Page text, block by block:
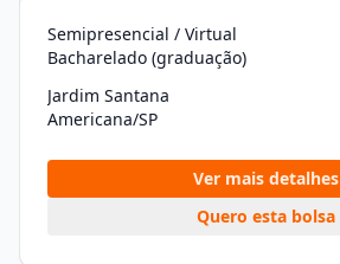
Semipresencial / Virtual
Bacharelado (graduação)
Jardim Santana
Americana/SP
Ver mais detalhes
Quero esta bolsa